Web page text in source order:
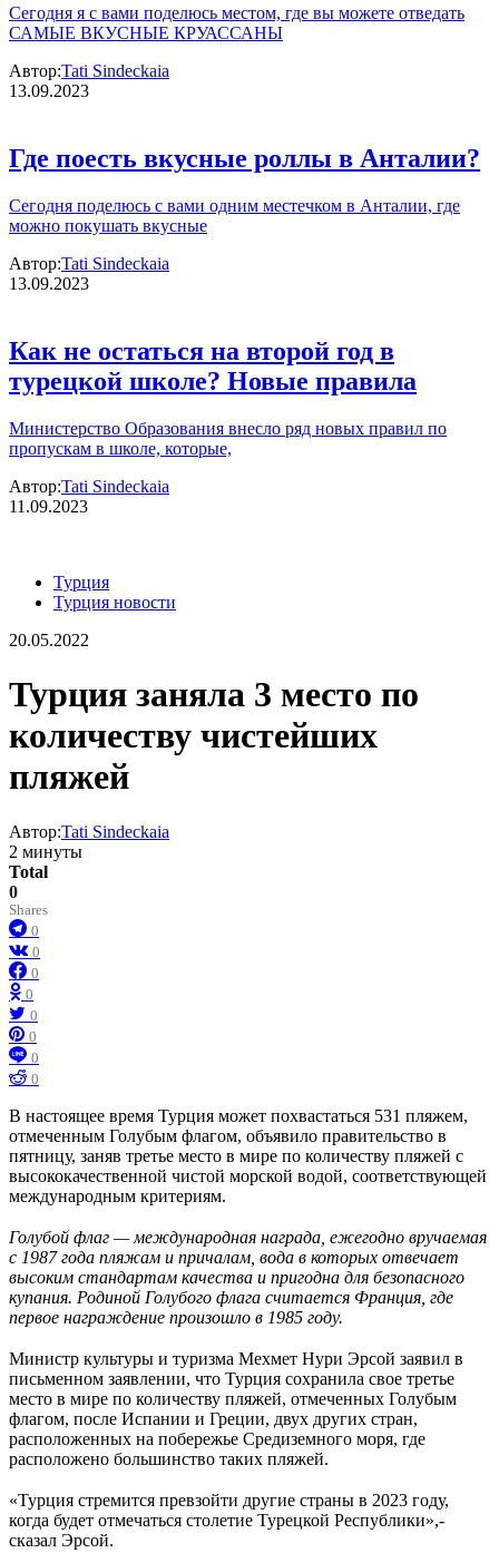
Сегодня я с вами поделюсь местом, где вы можете отведать
САМЫЕ ВКУСНЫЕ КРУАССАНЫ
Автор:Tati Sindeckaia
13.09.2023
Где поесть вкусные роллы в Анталии?
Сегодня поделюсь с вами одним местечком в Анталии, где
можно покушать вкусные
Автор:Tati Sindeckaia
13.09.2023
Как не остаться на второй год в
турецкой школе? Новые правила
Министерство Образования внесло ряд новых правил по
пропускам в школе, которые,
Автор:Tati Sindeckaia
11.09.2023
Турция
Турция новости
20.05.2022
Турция заняла 3 место по
количеству чистейших
пляжей
Автор:Tati Sindeckaia
2 минуты
Total
0
Shares
0
0
0
0
0
0
0
0
В настоящее время Турция может похвастаться 531 пляжем,
отмеченным Голубым флагом, объявило правительство в
пятницу, заняв третье место в мире по количеству пляжей с
высококачественной чистой морской водой, соответствующей
международным критериям.
Голубой флаг — международная награда, ежегодно вручаемая
с 1987 года пляжам и причалам, вода в которых отвечает
высоким стандартам качества и пригодна для безопасного
купания. Родиной Голубого флага считается Франция, где
первое награждение произошло в 1985 году.
Министр культуры и туризма Мехмет Нури Эрсой заявил в
письменном заявлении, что Турция сохранила свое третье
место в мире по количеству пляжей, отмеченных Голубым
флагом, после Испании и Греции, двух других стран,
расположенных на побережье Средиземного моря, где
расположено большинство таких пляжей.
«Турция стремится превзойти другие страны в 2023 году,
когда будет отмечаться столетие Турецкой Республики»,-
сказал Эрсой.